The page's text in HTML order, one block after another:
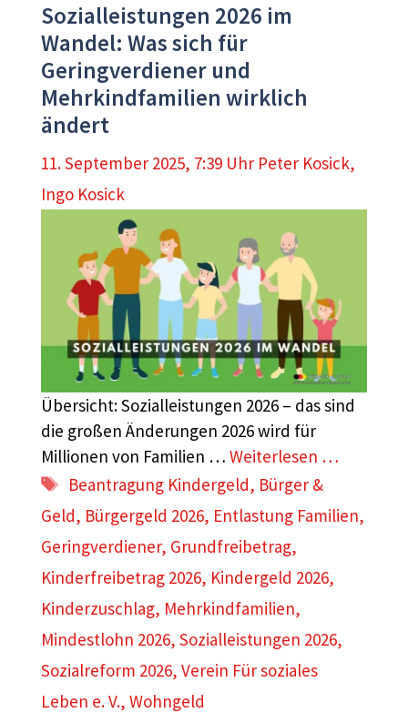
Sozialleistungen 2026 im
Wandel: Was sich für
Geringverdiener und
Mehrkindfamilien wirklich
ändert
11. September 2025, 7:39 Uhr Peter Kosick,
Ingo Kosick
Übersicht: Sozialleistungen 2026 – das sind
die großen Änderungen 2026 wird für
Millionen von Familien … Weiterlesen …
Schlagwörter
Beantragung Kindergeld, Bürger &
Geld, Bürgergeld 2026, Entlastung Familien,
Geringverdiener, Grundfreibetrag,
Kinderfreibetrag 2026, Kindergeld 2026,
Kinderzuschlag, Mehrkindfamilien,
Mindestlohn 2026, Sozialleistungen 2026,
Sozialreform 2026, Verein Für soziales
Leben e. V., Wohngeld